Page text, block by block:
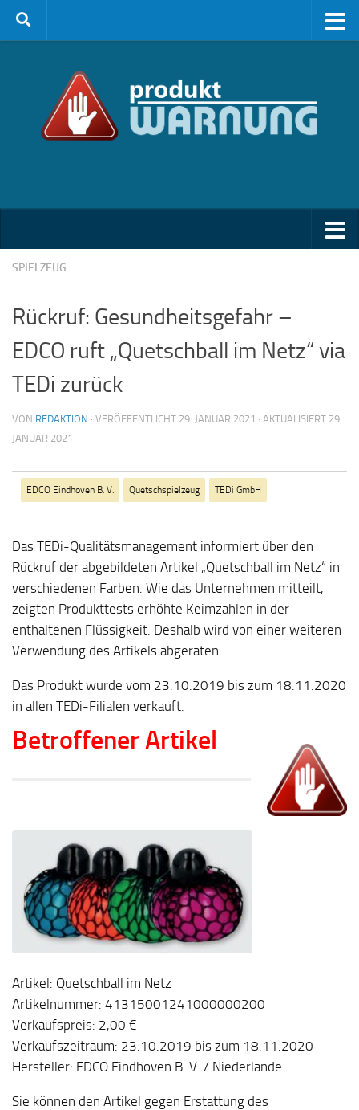
Zum Inhalt springen
SPIELZEUG
Rückruf: Gesundheitsgefahr –
EDCO ruft „Quetschball im Netz“ via
TEDi zurück
VON REDAKTION · VERÖFFENTLICHT 29. JANUAR 2021 · AKTUALISIERT 29.
JANUAR 2021
EDCO Eindhoven B. V. Quetschspielzeug TEDi GmbH
Das TEDi-Qualitätsmanagement informiert über den
Rückruf der abgebildeten Artikel „Quetschball im Netz“ in
verschiedenen Farben. Wie das Unternehmen mitteilt,
zeigten Produkttests erhöhte Keimzahlen in der
enthaltenen Flüssigkeit. Deshalb wird von einer weiteren
Verwendung des Artikels abgeraten.
Das Produkt wurde vom 23.10.2019 bis zum 18.11.2020
in allen TEDi-Filialen verkauft.
Betroffener Artikel
Artikel: Quetschball im Netz
Artikelnummer: 41315001241000000200
Verkaufspreis: 2,00 €
Verkaufszeitraum: 23.10.2019 bis zum 18.11.2020
Hersteller: EDCO Eindhoven B. V. / Niederlande
Sie können den Artikel gegen Erstattung des